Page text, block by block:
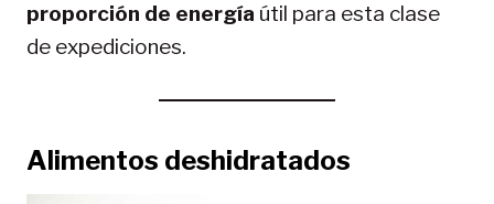
proporción de energía útil para esta clase
de expediciones.
Alimentos deshidratados